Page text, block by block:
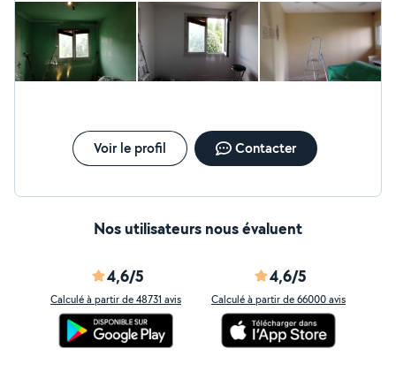
de 40m.
Voir le profil Contacter
Nos utilisateurs nous évaluent
4,6/5
Calculé à partir de 48731 avis
4,6/5
Calculé à partir de 66000 avis